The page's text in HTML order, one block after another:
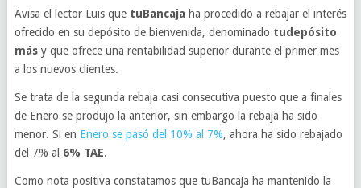
Avisa el lector Luis que tuBancaja ha procedido a rebajar el interés
ofrecido en su depósito de bienvenida, denominado tudepósito
másy que ofrece una rentabilidad superior durante el primer mes
a los nuevos clientes.
Se trata de la segunda rebaja casi consecutiva puesto que a finales
de Enero se produjo la anterior, sin embargo la rebaja ha sido
menor. Si en Enero se pasó del 10% al 7%, ahora ha sido rebajado
del 7% al 6% TAE.
Como nota positiva constatamos que tuBancaja ha mantenido la